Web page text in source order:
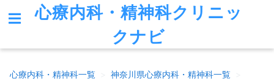
心療内科・精神科クリニッ
クナビ
心療内科・精神科一覧 神奈川県心療内科・精神科一覧